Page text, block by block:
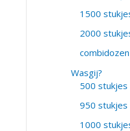
1500
2000
combidozen
Wasgij?
500 stukjes
950 stukjes
1000